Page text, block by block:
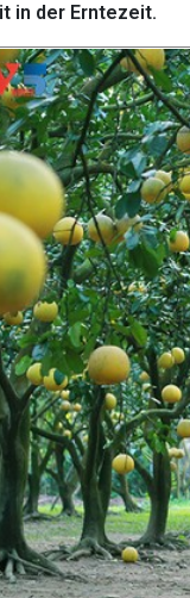
in der Erntezeit.